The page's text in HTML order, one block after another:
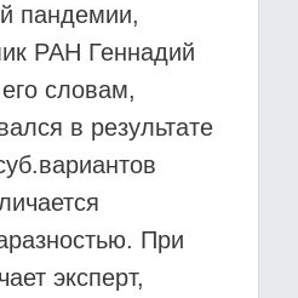
пандемии,
РАН Геннадий
словам,
в результате
При
эксперт,